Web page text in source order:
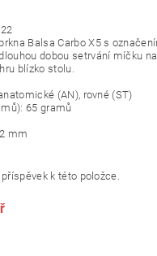
Balsa Carbo X5 s
dobou setrvání míčku
blízko stolu.
(AN), rovné (ST)
65 gramů
mm
k této položce.